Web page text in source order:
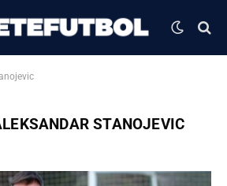
STANOJEVIC